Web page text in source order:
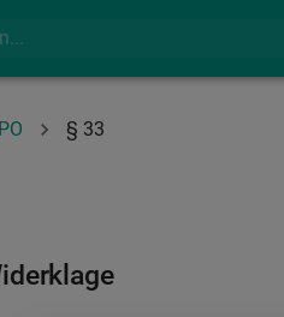
§ 33